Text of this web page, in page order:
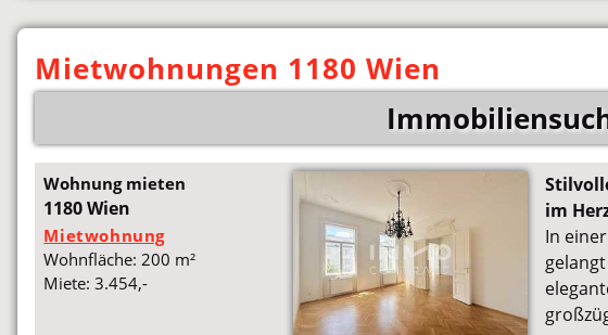
Mietwohnungen 1180 Wien
Wohnung mieten
1180 Wien
Mietwohnung
Wohnfläche: 200 m²
Miete: 3.454,-
im
In